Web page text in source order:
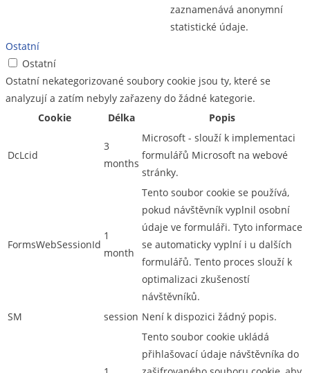
zaznamenává anonymní
statistické údaje.
Ostatní
Ostatní
Ostatní nekategorizované soubory cookie jsou ty, které se
analyzují a zatím nebyly zařazeny do žádné kategorie.
Cookie
Délka Popis
DcLcid
3
months
Microsoft - slouží k implementaci
formulářů Microsoft na webové
stránky.
FormsWebSessionId
1
month
Tento soubor cookie se používá,
pokud návštěvník vyplnil osobní
údaje ve formuláři. Tyto informace
se automaticky vyplní i u dalších
formulářů. Tento proces slouží k
optimalizaci zkušeností
návštěvníků.
SM
session Není k dispozici žádný popis.
Tento soubor cookie ukládá
přihlašovací údaje návštěvníka do